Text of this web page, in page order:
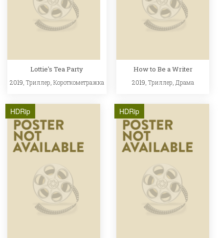
Lottie's Tea Party
2019, Триллер Короткометражка
How to Be a Writer
2019, Триллер Драма
HDRip HDRip